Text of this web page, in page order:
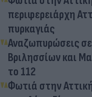
περιφερειάρχη
πυρκαγιάς
Αναζωπυρώσεις
Βριλησσίων και
το 112
Φωτιά στην